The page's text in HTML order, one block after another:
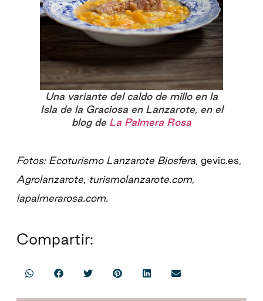
Una variante del caldo de millo en la
Isla de la Graciosa en Lanzarote, en el
blog de La Palmera Rosa
Fotos: Ecoturismo Lanzarote Biosfera, gevic.es,
Agrolanzarote, turismolanzarote.com,
lapalmerarosa.com.
Compartir: